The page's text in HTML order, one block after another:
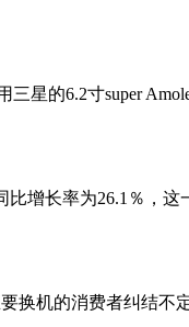
三星的6.2寸super
增长率为26.1％，
换机的消费者纠结